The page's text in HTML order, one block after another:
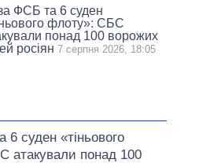
ФСБ та 6 суден
флоту»: СБС
понад 100 ворожих
росіян 7 серпня 2026, 18:05
суден «тіньового
атакували понад 100